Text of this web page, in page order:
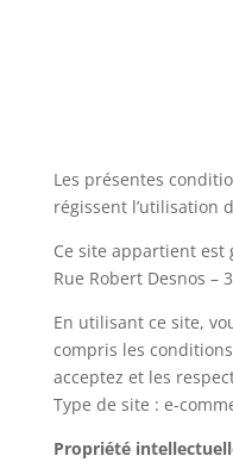
Les présentes
régissent l’utilisation
Ce site appartient est
Rue Robert Desnos –
En utilisant ce site,
compris les
acceptez et les
Type de site : e-
Propriété